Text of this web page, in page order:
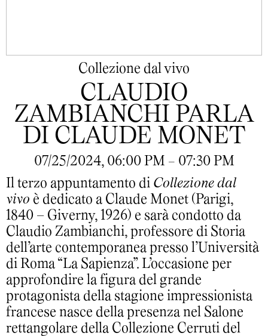
Collezione dal vivo
CLAUDIO
ZAMBIANCHI PARLA
DI CLAUDE MONET
07/25/2024, 06:00 PM - 07:30 PM
Il terzo appuntamento di Collezione dal
vivo è dedicato a Claude Monet (Parigi,
1840 – Giverny, 1926) e sarà condotto da
Claudio Zambianchi, professore di Storia
dell’arte contemporanea presso l’Università
di Roma “La Sapienza”. L’occasione per
approfondire la figura del grande
protagonista della stagione impressionista
francese nasce della presenza nel Salone
rettangolare della Collezione Cerruti del